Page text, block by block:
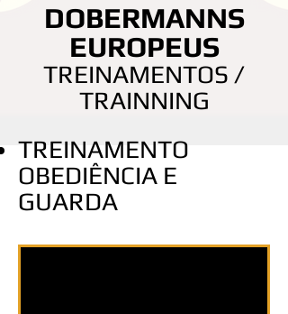
DOBERMANNS
EUROPEUS
TREINAMENTOS /
TRAINNING
TREINAMENTO
OBEDIÊNCIA E
GUARDA